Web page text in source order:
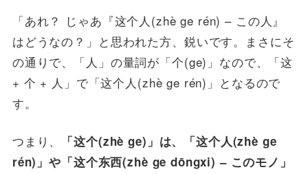
「あれ？ じゃあ『这个人(zhè ge rén) – この人』
はどうなの？」と思われた方、鋭いです。まさにそ
の通りで、「人」の量詞が「个(ge)」なので、「这
+ 个 + 人」で「这个人(zhè ge rén)」となるので
す。
つまり、
「这个(zhè ge)」は、「这个人(zhè ge
rén)」や「这个东西(zhè ge dōngxi) – このモノ」